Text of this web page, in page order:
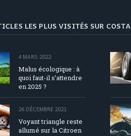
LES PLUS VISITÉS SUR COSTA
4 MARS 2022
Malus écologique : à
quoi faut-il s’attendre
en 2025 ?
26 DÉCEMBRE 2021
Voyant triangle reste
allumé sur la Citroen